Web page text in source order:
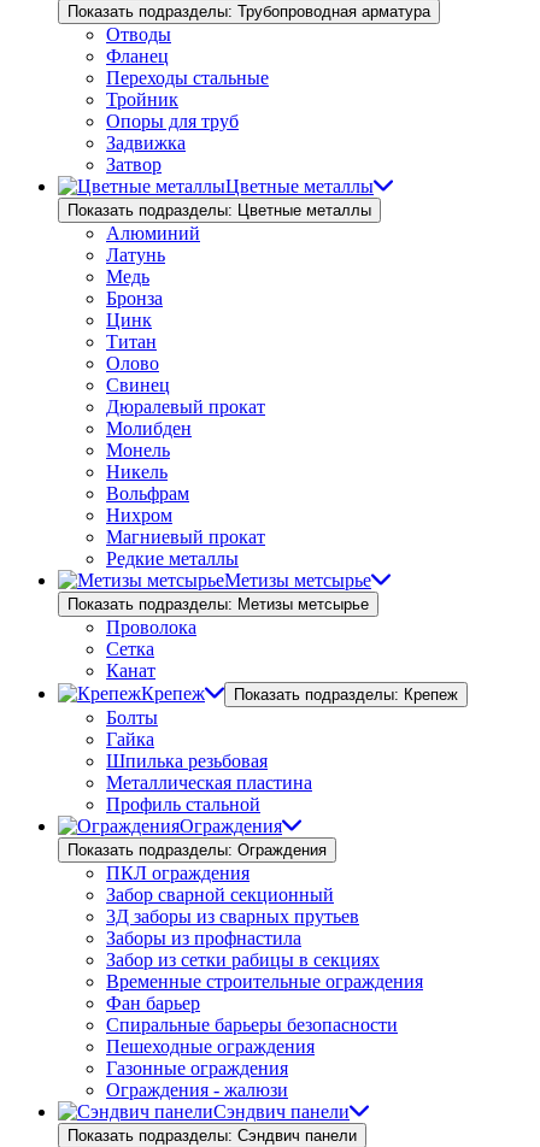
Показать подразделы: Трубопроводная арматура
Отводы
Фланец
Переходы стальные
Тройник
Опоры для труб
Задвижка
Затвор
Цветные металлы
Показать подразделы: Цветные металлы
Алюминий
Латунь
Медь
Бронза
Цинк
Титан
Олово
Свинец
Дюралевый прокат
Молибден
Монель
Никель
Вольфрам
Нихром
Магниевый прокат
Редкие металлы
Метизы метсырье
Показать подразделы: Метизы метсырье
Проволока
Сетка
Канат
Крепеж
Показать подразделы: Крепеж
Болты
Гайка
Шпилька резьбовая
Металлическая пластина
Профиль стальной
Ограждения
Показать подразделы: Ограждения
ПКЛ ограждения
Забор сварной секционный
3Д заборы из сварных прутьев
Заборы из профнастила
Забор из сетки рабицы в секциях
Временные строительные ограждения
Фан барьер
Спиральные барьеры безопасности
Пешеходные ограждения
Газонные ограждения
Ограждения - жалюзи
Сэндвич панели
Показать подразделы: Сэндвич панели